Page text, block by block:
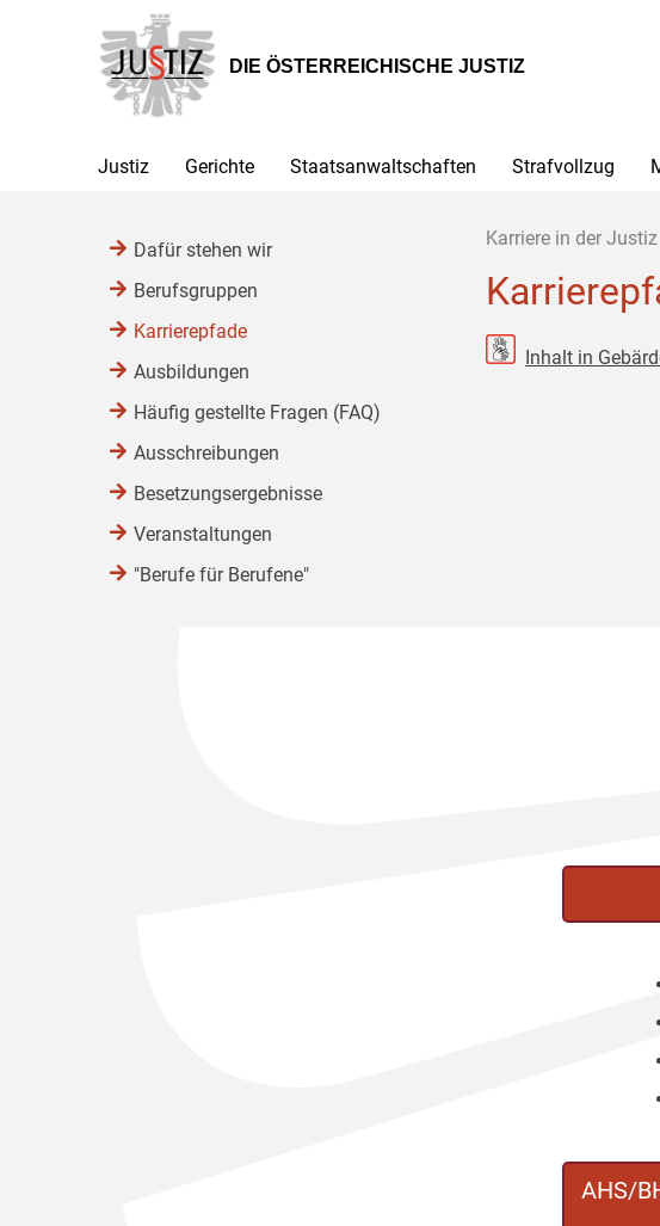
Hauptnavigation
[1]
Inhalt
[2]
Untermenü
[3]
DIE ÖSTERREICHISCHE JUSTIZ
Justiz Gerichte Staatsanwaltschaften Strafvollzug
Karriere in der Justiz
Inhalt in
AHS/
Dafür stehen wir
Berufsgruppen
Karrierepfade
Ausbildungen
Häufig gestellte Fragen (FAQ)
Ausschreibungen
Besetzungsergebnisse
Veranstaltungen
"Berufe für Berufene"